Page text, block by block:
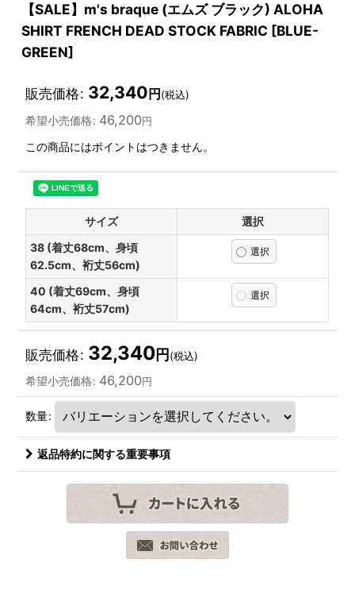
【SALE】m's braque (エムズ ブラック) ALOHA
SHIRT FRENCH DEAD STOCK FABRIC [BLUE-
GREEN]
販売価格: 32,340 円 (税込)
希望小売価格: 46,200円
この商品にはポイントはつきません。
サイズ
選択
38 (着丈68cm、身頃
62.5cm、裄丈56cm)
40 (着丈69cm、身頃
64cm、裄丈57cm)
販売価格: 32,340円(税込)
希望小売価格: 46,200円
数量:
返品特約に関する重要事項